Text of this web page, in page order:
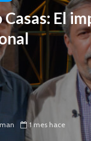
El
1 mes hace